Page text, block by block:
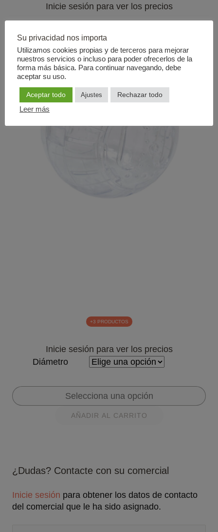
Inicie sesión para ver los precios
+3 PRODUCTOS
Inicie sesión para ver los precios
Diámetro
Accesorio
de
recreo
para
cantidad
AÑADIR AL CARRITO
¿Dudas? Contacte con su comercial
Inicie sesión para obtener los datos de contacto
del comercial que le ha sido asignado.
Su privacidad nos importa
Utilizamos cookies propias y de terceros para mejorar
nuestros servicios o incluso para poder ofrecerlos de la
forma más básica. Para continuar navegando, debe
aceptar su uso.
Aceptar todo Ajustes
Rechazar todo
Leer más